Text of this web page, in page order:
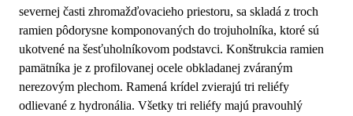
severnej časti zhromažďovacieho priestoru, sa skladá z troch
ramien pôdorysne komponovaných do trojuholníka, ktoré sú
ukotvené na šesťuholníkovom podstavci. Konštrukcia ramien
pamätníka je z profilovanej ocele obkladanej zváraným
nerezovým plechom. Ramená krídel zvierajú tri reliéfy
odlievané z hydronália. Všetky tri reliéfy majú pravouhlý